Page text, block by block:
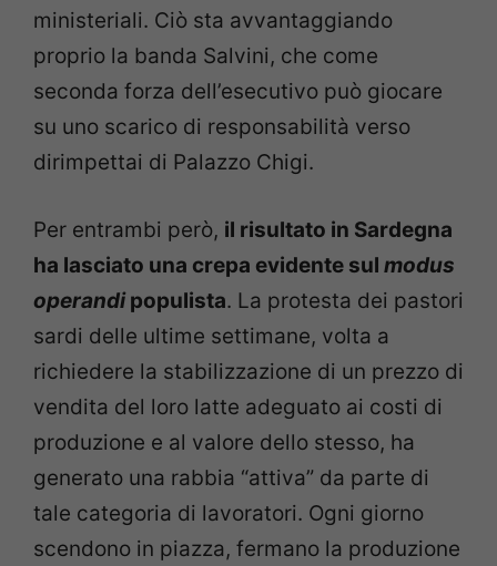
ministeriali. Ciò sta avvantaggiando
proprio la banda Salvini, che come
seconda forza dell’esecutivo può giocare
su uno scarico di responsabilità verso
dirimpettai di Palazzo Chigi.
Per entrambi però, il risultato in Sardegna
ha lasciato una crepa evidente sul modus
operandipopulista. La protesta dei pastori
sardi delle ultime settimane, volta a
richiedere la stabilizzazione di un prezzo di
vendita del loro latte adeguato ai costi di
produzione e al valore dello stesso, ha
generato una rabbia “attiva” da parte di
tale categoria di lavoratori. Ogni giorno
scendono in piazza, fermano la produzione